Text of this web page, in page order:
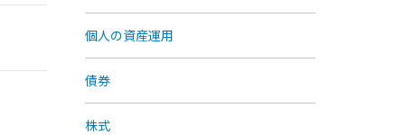
個人の資産運用
債券
株式